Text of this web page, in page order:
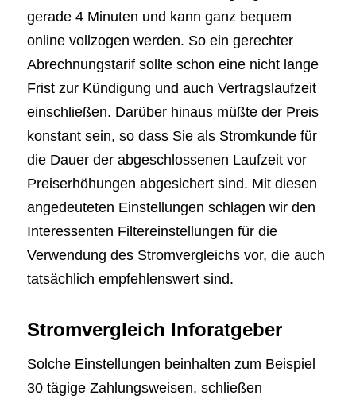
gerade 4 Minuten und kann ganz bequem
online vollzogen werden. So ein gerechter
Abrechnungstarif sollte schon eine nicht lange
Frist zur Kündigung und auch Vertragslaufzeit
einschließen. Darüber hinaus müßte der Preis
konstant sein, so dass Sie als Stromkunde für
die Dauer der abgeschlossenen Laufzeit vor
Preiserhöhungen abgesichert sind. Mit diesen
angedeuteten Einstellungen schlagen wir den
Interessenten Filtereinstellungen für die
Verwendung des Stromvergleichs vor, die auch
tatsächlich empfehlenswert sind.
Stromvergleich Inforatgeber
Solche Einstellungen beinhalten zum Beispiel
30 tägige Zahlungsweisen, schließen